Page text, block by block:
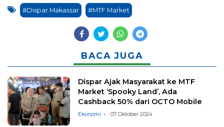
#Dispar Makassar #MTF Market
BACA JUGA
Dispar Ajak Masyarakat ke MTF
Market ‘Spooky Land’, Ada
Cashback 50% dari OCTO Mobile
Ekonomi 07 Oktober 2024